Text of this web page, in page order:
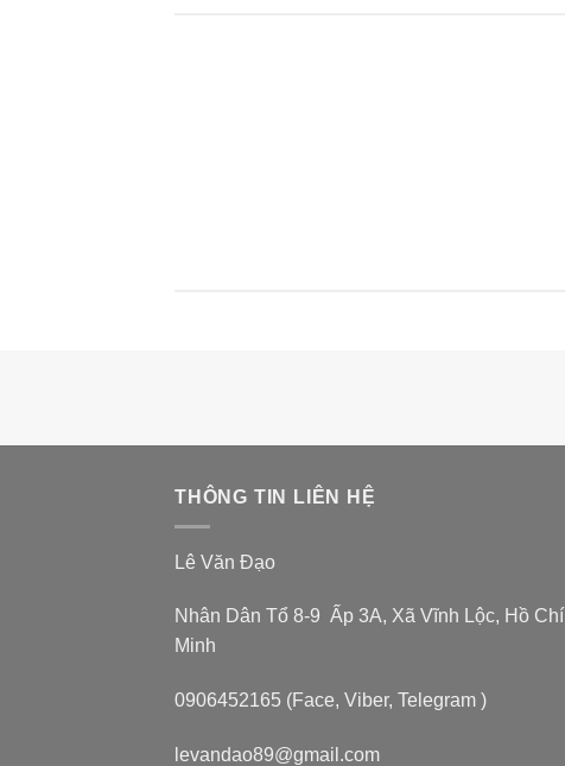
THÔNG TIN LIÊN HỆ
Lê Văn Đạo
Nhân Dân Tổ 8-9 Ấp 3A, Xã Vĩnh Lộc, Hồ Chí
Minh
0906452165 (Face, Viber, Telegram )
levandao89@gmail.com